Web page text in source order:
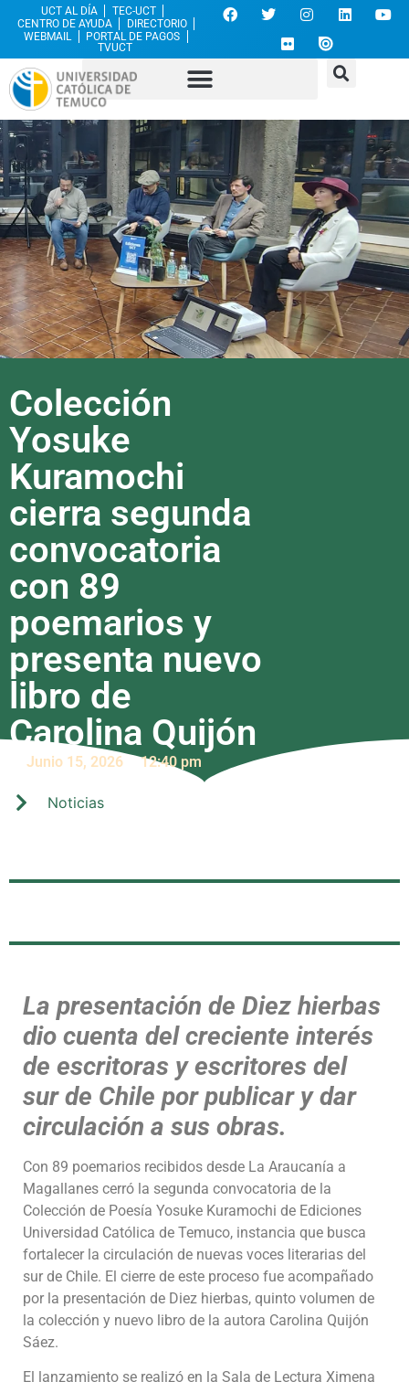
UCT AL DÍA
TEC-UCT
CENTRO DE AYUDA
DIRECTORIO
WEBMAIL
PORTAL DE PAGOS
TVUCT
Colección
Yosuke
Kuramochi
cierra segunda
convocatoria
con 89
poemarios y
presenta nuevo
libro de
Carolina Quijón
Junio 15, 2026 12:40 pm
Noticias
La presentación de Diez hierbas
dio cuenta del creciente interés
de escritoras y escritores del
sur de Chile por publicar y dar
circulación a sus obras.
Con 89 poemarios recibidos desde La Araucanía a
Magallanes cerró la segunda convocatoria de la
Colección de Poesía Yosuke Kuramochi de Ediciones
Universidad Católica de Temuco, instancia que busca
fortalecer la circulación de nuevas voces literarias del
sur de Chile. El cierre de este proceso fue acompañado
por la presentación de Diez hierbas, quinto volumen de
la colección y nuevo libro de la autora Carolina Quijón
Sáez.
El lanzamiento se realizó en la Sala de Lectura Ximena